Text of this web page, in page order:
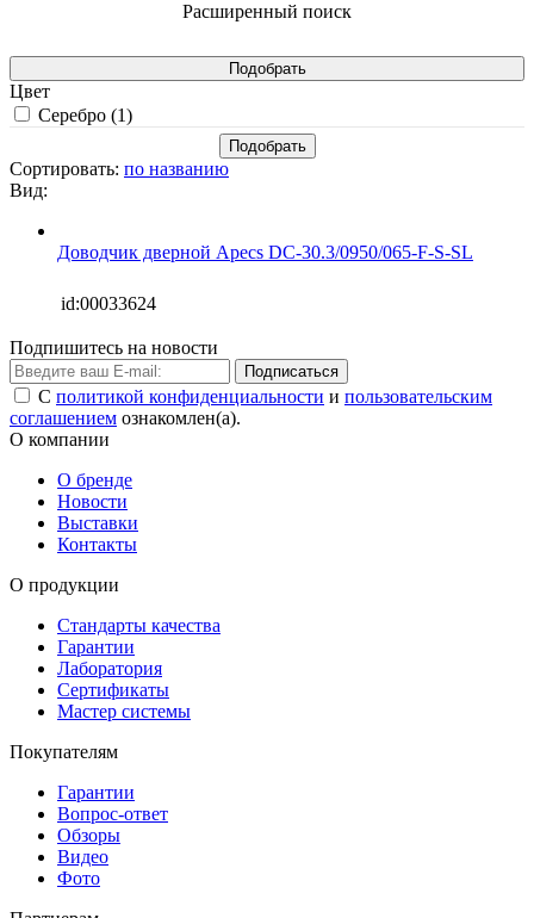
Расширенный поиск
Цвет
Серебро (1)
Сортировать: по названию
Вид:
Доводчик дверной Apecs DC-30.3/0950/065-F-S-SL
id:00033624
Подпишитесь на новости
Подписаться
С политикой конфиденциальности и пользовательским
соглашением ознакомлен(а).
О компании
О бренде
Новости
Выставки
Контакты
О продукции
Стандарты качества
Гарантии
Лаборатория
Сертификаты
Мастер системы
Покупателям
Гарантии
Вопрос-ответ
Обзоры
Видео
Фото